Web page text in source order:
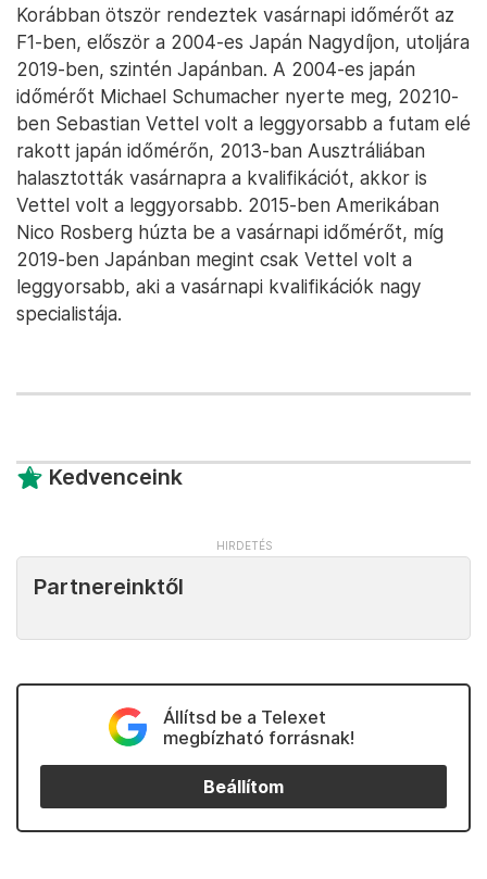
Korábban ötször rendeztek vasárnapi időmérőt az
F1-ben, először a 2004-es Japán Nagydíjon, utoljára
2019-ben, szintén Japánban. A 2004-es japán
időmérőt Michael Schumacher nyerte meg, 20210-
ben Sebastian Vettel volt a leggyorsabb a futam elé
rakott japán időmérőn, 2013-ban Ausztráliában
halasztották vasárnapra a kvalifikációt, akkor is
Vettel volt a leggyorsabb. 2015-ben Amerikában
Nico Rosberg húzta be a vasárnapi időmérőt, míg
2019-ben Japánban megint csak Vettel volt a
leggyorsabb, aki a vasárnapi kvalifikációk nagy
specialistája.
Kedvenceink
Partnereinktől
Állítsd be a Telexet
megbízható forrásnak!
Beállítom